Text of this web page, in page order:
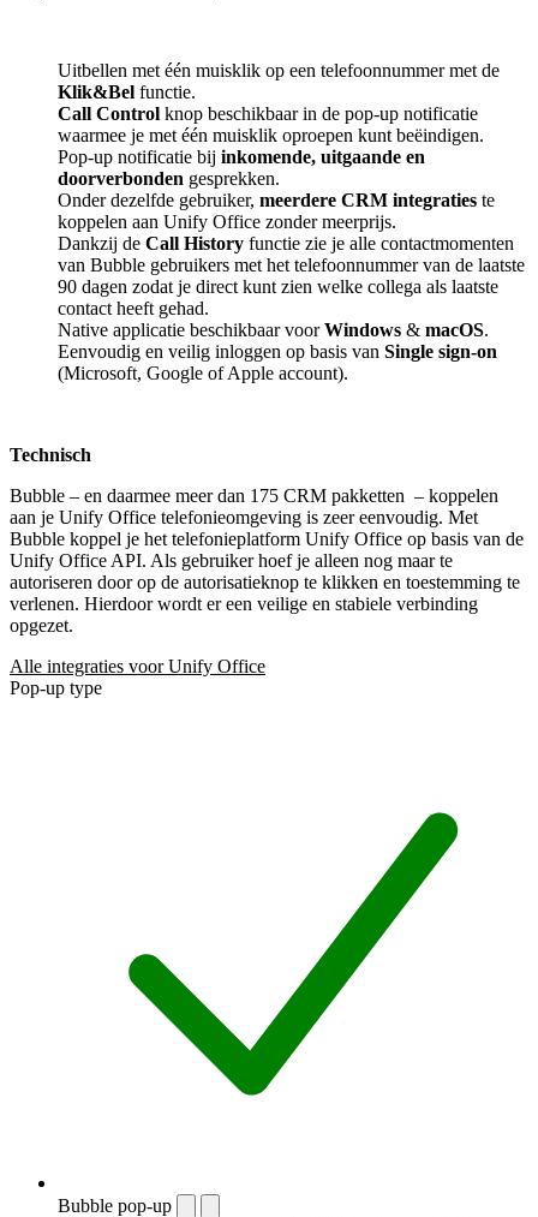
Uitbellen met één muisklik op een telefoonnummer met de
Klik&Bel functie.
Call Control knop beschikbaar in de pop-up notificatie
waarmee je met één muisklik oproepen kunt beëindigen.
Pop-up notificatie bij inkomende, uitgaande en
doorverbonden gesprekken.
Onder dezelfde gebruiker, meerdere CRM integraties te
koppelen aan Unify Office zonder meerprijs.
Dankzij de Call History functie zie je alle contactmomenten
van Bubble gebruikers met het telefoonnummer van de laatste
90 dagen zodat je direct kunt zien welke collega als laatste
contact heeft gehad.
Native applicatie beschikbaar voorWindows & macOS.
Eenvoudig en veilig inloggen op basis van Single sign-on
(Microsoft, Google of Apple account).
Technisch
Bubble – en daarmee meer dan 175 CRM pakketten – koppelen
aan je Unify Office telefonieomgeving is zeer eenvoudig. Met
Bubble koppel je het telefonieplatform Unify Office op basis van de
Unify Office API. Als gebruiker hoef je alleen nog maar te
autoriseren door op de autorisatieknop te klikken en toestemming te
verlenen. Hierdoor wordt er een veilige en stabiele verbinding
opgezet.
Alle integraties voor Unify Office
Pop-up type
Bubble pop-up